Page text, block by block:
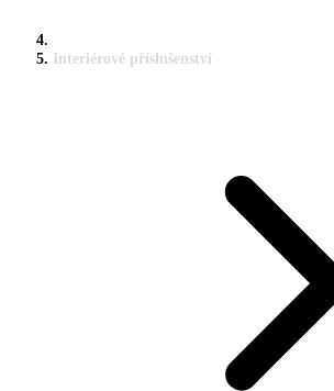
Interiérové příslušenství